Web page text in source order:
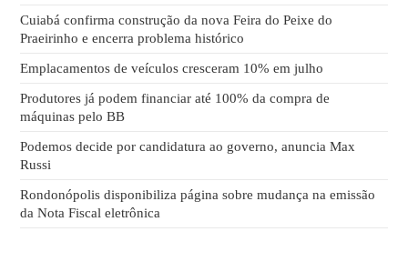
Cuiabá confirma construção da nova Feira do Peixe do
Praeirinho e encerra problema histórico
Emplacamentos de veículos cresceram 10% em julho
Produtores já podem financiar até 100% da compra de
máquinas pelo BB
Podemos decide por candidatura ao governo, anuncia Max
Russi
Rondonópolis disponibiliza página sobre mudança na emissão
da Nota Fiscal eletrônica